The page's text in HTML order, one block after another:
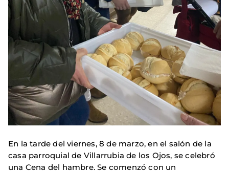
En la tarde del viernes, 8 de marzo, en el salón de la
casa parroquial de Villarrubia de los Ojos, se celebró
una Cena del hambre. Se comenzó con un